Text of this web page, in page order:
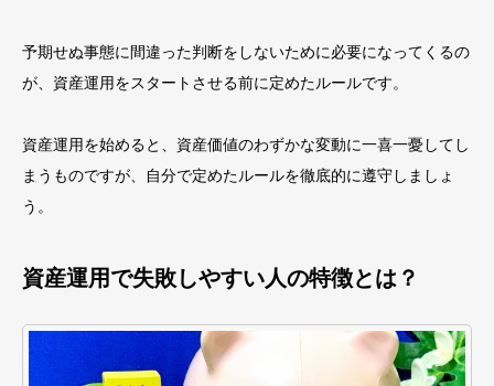
予期せぬ事態に間違った判断をしないために必要になってくるの
が、資産運用をスタートさせる前に定めたルールです。
資産運用を始めると、資産価値のわずかな変動に一喜一憂してし
まうものですが、自分で定めたルールを徹底的に遵守しましょ
う。
資産運用で失敗しやすい人の特徴とは？